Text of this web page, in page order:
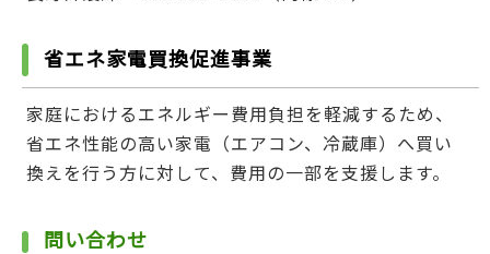
省エネ家電買換促進事業
家庭におけるエネルギー費用負担を軽減するため、
省エネ性能の高い家電（エアコン、冷蔵庫）へ買い
換えを行う方に対して、費用の一部を支援します。
問い合わせ